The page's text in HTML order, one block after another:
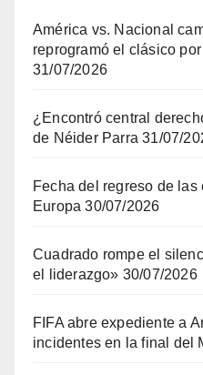
América vs. Nacional
reprogramó el clásico
31/07/2026
¿Encontró central
de Néider Parra 31/07/
Fecha del regreso de
Europa 30/07/2026
Cuadrado rompe el
el liderazgo» 30/07/2026
FIFA abre expediente a
incidentes en la final del